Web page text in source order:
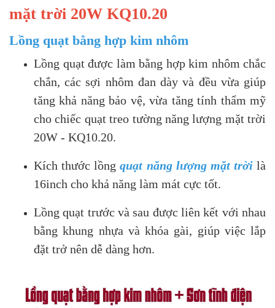
mặt trời 20W KQ10.20
Lồng quạt bằng hợp kim nhôm
Lồng quạt được làm bằng hợp kim nhôm chắc
chắn, các sợi nhôm đan dày và đều vừa giúp
tăng khả năng bảo vệ, vừa tăng tính thẩm mỹ
cho chiếc quạt treo tường năng lượng mặt trời
20W - KQ10.20.
Kích thước lồngquạt năng lượng mặt trờilà
16inch cho khả năng làm mát cực tốt.
Lồng quạt trước và sau được liên kết với nhau
bằng khung nhựa và khóa gài, giúp việc lắp
đặt trở nên dễ dàng hơn.